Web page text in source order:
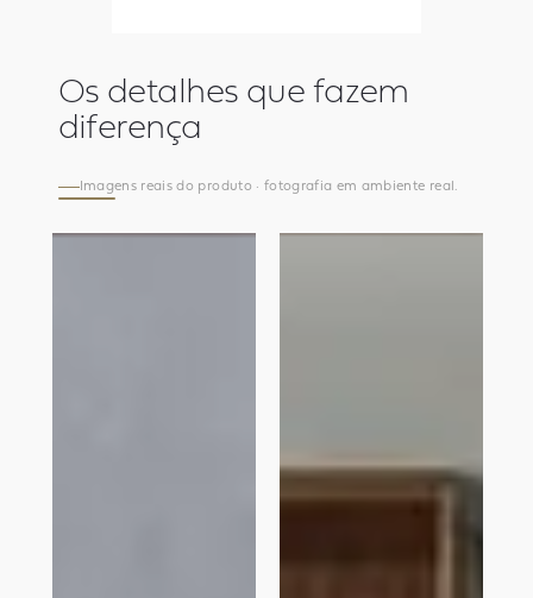
Os detalhes que fazem
diferença
Imagens reais do produto · fotografia em ambiente real.